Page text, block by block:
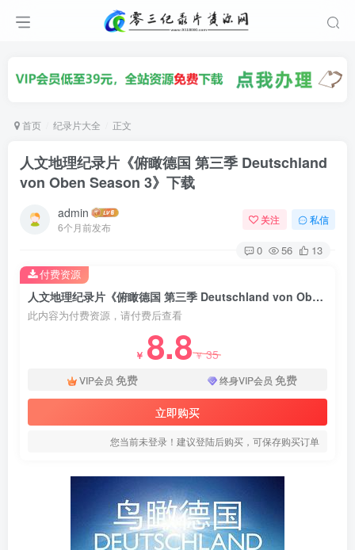
首页 纪录片大全 正文
人文地理纪录片《俯瞰德国 第三季 Deutschland
von Oben Season 3》下载
admin
6个月前发布
关注 私信
0 56 13
人文地理纪录片《俯瞰德国 第三季 Deutschland von Oben Season 3》下载
此内容为付费资源，请付费后查看
￥ 8.8￥35
VIP会员 免费 终身VIP会员 免费
立即购买
您当前未登录！建议登陆后购买，可保存购买订单
付费资源